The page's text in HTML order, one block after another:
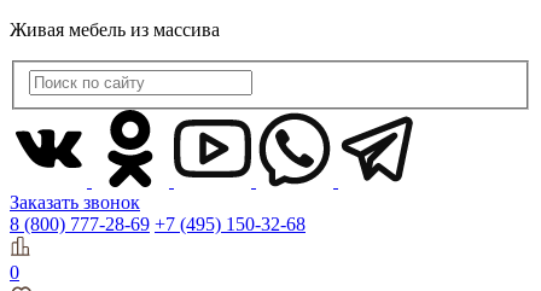
Живая мебель из массива
Заказать звонок
8 (800) 777-28-69 +7 (495) 150-32-68
0